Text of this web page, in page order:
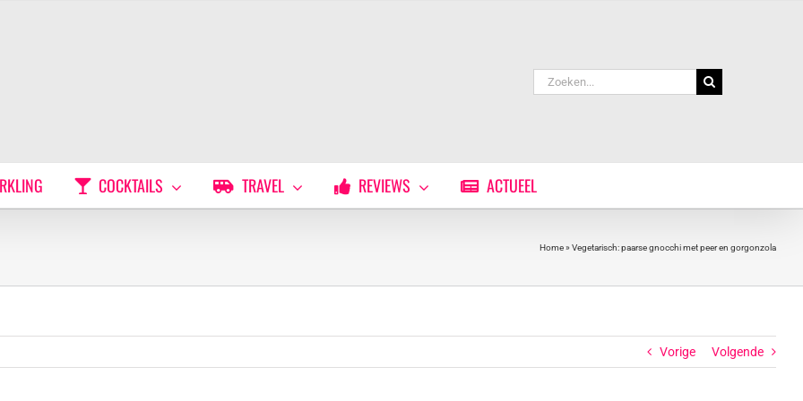
Zoeken
naar:
COCKTAILS TRAVEL REVIEWS ACTUEEL
Home» Vegetarisch: paarse gnocchi met peer en gorgonzola
Vorige Volgende